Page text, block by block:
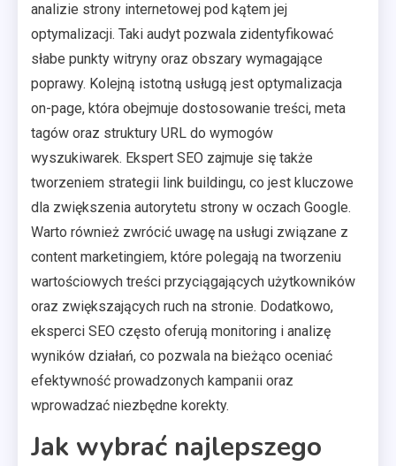
analizie strony internetowej pod kątem jej
optymalizacji. Taki audyt pozwala zidentyfikować
słabe punkty witryny oraz obszary wymagające
poprawy. Kolejną istotną usługą jest optymalizacja
on-page, która obejmuje dostosowanie treści, meta
tagów oraz struktury URL do wymogów
wyszukiwarek. Ekspert SEO zajmuje się także
tworzeniem strategii link buildingu, co jest kluczowe
dla zwiększenia autorytetu strony w oczach Google.
Warto również zwrócić uwagę na usługi związane z
content marketingiem, które polegają na tworzeniu
wartościowych treści przyciągających użytkowników
oraz zwiększających ruch na stronie. Dodatkowo,
eksperci SEO często oferują monitoring i analizę
wyników działań, co pozwala na bieżąco oceniać
efektywność prowadzonych kampanii oraz
wprowadzać niezbędne korekty.
Jak wybrać najlepszego